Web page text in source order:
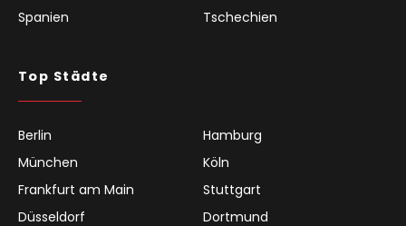
Spanien
Tschechien
Top Städte
Berlin
Hamburg
München
Köln
Frankfurt am Main
Stuttgart
Düsseldorf
Dortmund